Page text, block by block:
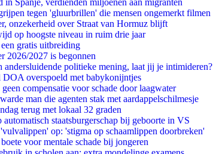
in Spanje, verdienden miljoenen aan migranten
tegen 'gluurbrillen' die mensen ongemerkt filmen
onzekerheid over Straat van Hormuz blijft
op hoogste niveau in ruim drie jaar
gratis uitbreiding
2026/2027 is begonnen
andersluidende politieke mening, laat jij je intimideren?
DOA overspoeld met babykonijntjes
compensatie voor schade door laagwater
man die agenten stak met aardappelschilmesje
terug met lokaal 32 graden
staatsburgerschap bij geboorte in VS
op: 'stigma op schaamlippen doorbreken'
voor mentale schade bij jongeren